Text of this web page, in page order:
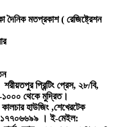
দৈনিক মতপ্রকাশ ( রেজিষ্ট্রেশন
প্রিন্টিং প্রেস, ২৮/বি,
১০০০ থেকে মুদ্রিত।
হাউজিং ,শেখেরটেক
। ই-মেইল: